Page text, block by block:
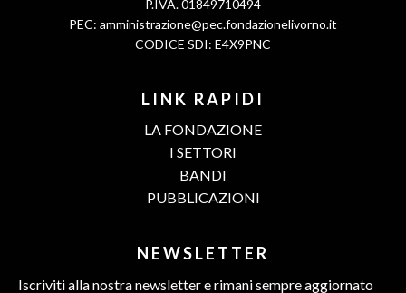
P.IVA. 01849710494
PEC: amministrazione@pec.fondazionelivorno.it
CODICE SDI: E4X9PNC
LINK RAPIDI
LA FONDAZIONE
I SETTORI
BANDI
PUBBLICAZIONI
NEWSLETTER
Iscriviti alla nostra newsletter e rimani sempre aggiornato